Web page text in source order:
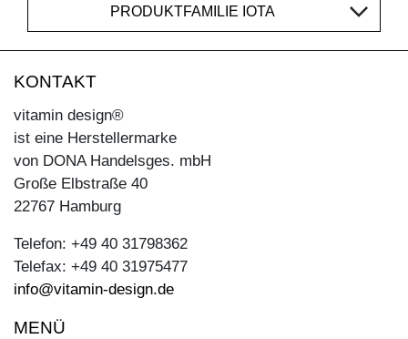
PRODUKTFAMILIE IOTA
KONTAKT
vitamin design®
ist eine Herstellermarke
von DONA Handelsges. mbH
Große Elbstraße 40
22767 Hamburg
Telefon: +49 40 31798362
Telefax: +49 40 31975477
info@vitamin-design.de
MENÜ